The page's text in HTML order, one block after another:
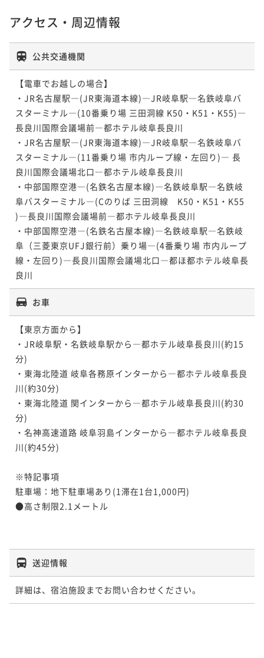
アクセス・周辺情報
公共交通機関
【電車でお越しの場合】
・JR名古屋駅―(JR東海道本線)―JR岐阜駅―名鉄岐阜バ
スターミナル―(10番乗り場 三田洞線 K50・K51・K55)―
長良川国際会議場前―都ホテル岐阜長良川
・JR名古屋駅―(JR東海道本線)―JR岐阜駅―名鉄岐阜バ
スターミナル―(11番乗り場 市内ループ線・左回り)― 長
良川国際会議場北口―都ホテル岐阜長良川
・中部国際空港―(名鉄名古屋本線)―名鉄岐阜駅―名鉄岐
阜バスターミナル―(Cのりば 三田洞線　K50・K51・K55
)―長良川国際会議場前―都ホテル岐阜長良川
・中部国際空港―(名鉄名古屋本線)―名鉄岐阜駅―名鉄岐
阜（三菱東京UFJ銀行前）乗り場―(4番乗り場 市内ループ
線・左回り)―長良川国際会議場北口―都ほ都ホテル岐阜長
良川
お車
【東京方面から】
・JR岐阜駅・名鉄岐阜駅から―都ホテル岐阜長良川(約15
分)
・東海北陸道 岐阜各務原インターから―都ホテル岐阜長良
川(約30分)
・東海北陸道 関インターから―都ホテル岐阜長良川(約30
分)
・名神高速道路 岐阜羽島インターから―都ホテル岐阜長良
川(約45分)
※特記事項
駐車場：地下駐車場あり(1滞在1台1,000円)
●高さ制限2.1メートル
送迎情報
詳細は、宿泊施設までお問い合わせください。